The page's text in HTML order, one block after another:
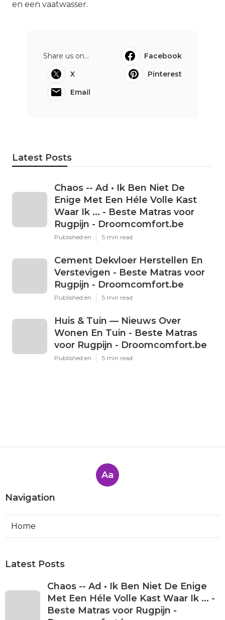
Wat Is Een Poolhouse? -
LSBblokhutten.be
poolhouse
kan op verschillende manieren
worden ingericht. Hieronder vind je ideeën voor
het inrichten van je eigen poolhouse: Een
buitenkeuken is perfect voor degenen die graag
Share us on...
Facebook
X
Pinterest
Email
Latest Posts
Chaos -- Ad • Ik Ben Niet De
Enige Met Een Héle Volle Kast
Waar Ik ... - Beste Matras voor
Rugpijn - Droomcomfort.be
Huis & Tuin — Nieuws Over
Wonen En Tuin - Beste Matras
voor Rugpijn - Droomcomfort.be
Published en
Aa